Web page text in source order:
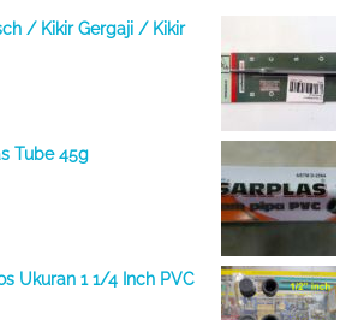
/ Kikir Gergaji / Kikir
Tube 45g
Ukuran 1 1/4 Inch PVC